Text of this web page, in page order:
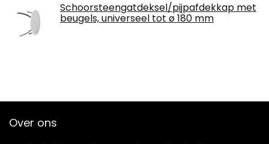
Schoorsteengatdeksel/pijpafdekkap met
beugels, universeel tot ø 180 mm
Over ons